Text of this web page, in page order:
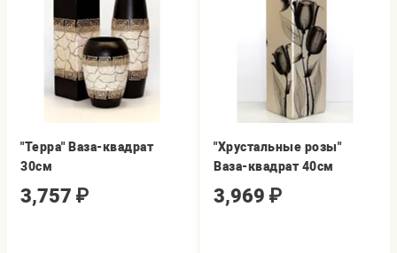
"Терра" Ваза-квадрат
30см
3,757 ₽
"Хрустальные розы"
Ваза-квадрат 40см
3,969 ₽